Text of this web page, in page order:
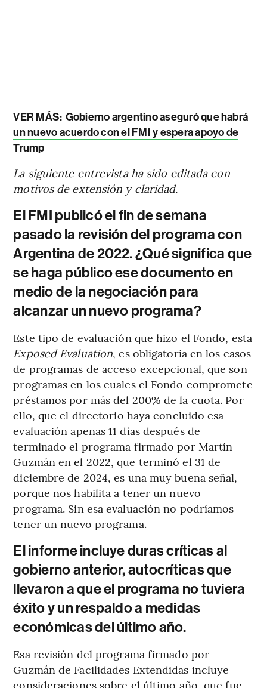
VER MÁS: Gobierno argentino aseguró que habrá
un nuevo acuerdo con el FMI y espera apoyo de
Trump
La siguiente entrevista ha sido editada con
motivos de extensión y claridad.
El FMI publicó el fin de semana
pasado la revisión del programa con
Argentina de 2022. ¿Qué significa que
se haga público ese documento en
medio de la negociación para
alcanzar un nuevo programa?
Este tipo de evaluación que hizo el Fondo, esta
Exposed Evaluation, es obligatoria en los casos
de programas de acceso excepcional, que son
programas en los cuales el Fondo compromete
préstamos por más del 200% de la cuota. Por
ello, que el directorio haya concluido esa
evaluación apenas 11 días después de
terminado el programa firmado por Martín
Guzmán en el 2022, que terminó el 31 de
diciembre de 2024, es una muy buena señal,
porque nos habilita a tener un nuevo
programa. Sin esa evaluación no podríamos
tener un nuevo programa.
El informe incluye duras críticas al
gobierno anterior, autocríticas que
llevaron a que el programa no tuviera
éxito y un respaldo a medidas
económicas del último año.
Esa revisión del programa firmado por
Guzmán de Facilidades Extendidas incluye
consideraciones sobre el último año, que fue